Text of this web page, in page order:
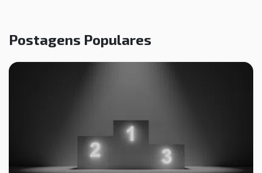
Postagens Populares